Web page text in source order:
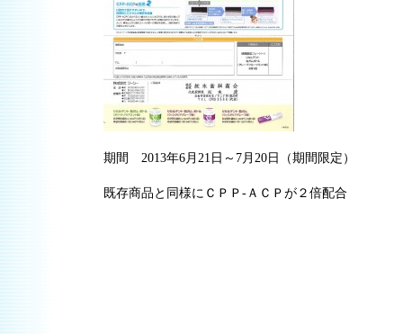
期間 2013年6月21日～7月20日（期間限定）
既存商品と同様にＣＰＰ-ＡＣＰが２倍配合